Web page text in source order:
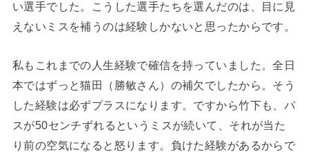
い選手でした。こうした選手たちを選んだのは、目に見
えないミスを補うのは経験しかないと思ったからです。
私もこれまでの人生経験で確信を持っていました。全日
本ではずっと猫田（勝敏さん）の補欠でしたから。そう
した経験は必ずプラスになります。ですから竹下も、パ
スが50センチずれるというミスが続いて、それが当た
り前の空気になると怒ります。負けた経験があるからで